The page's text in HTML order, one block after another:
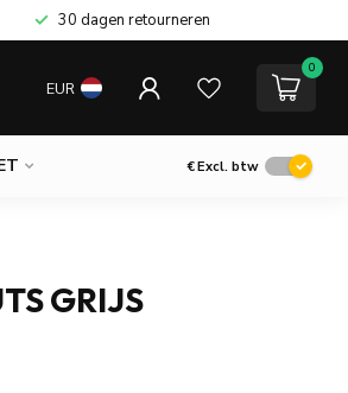
30 dagen retourneren
EUR
0
€Excl. btw
GRIJS